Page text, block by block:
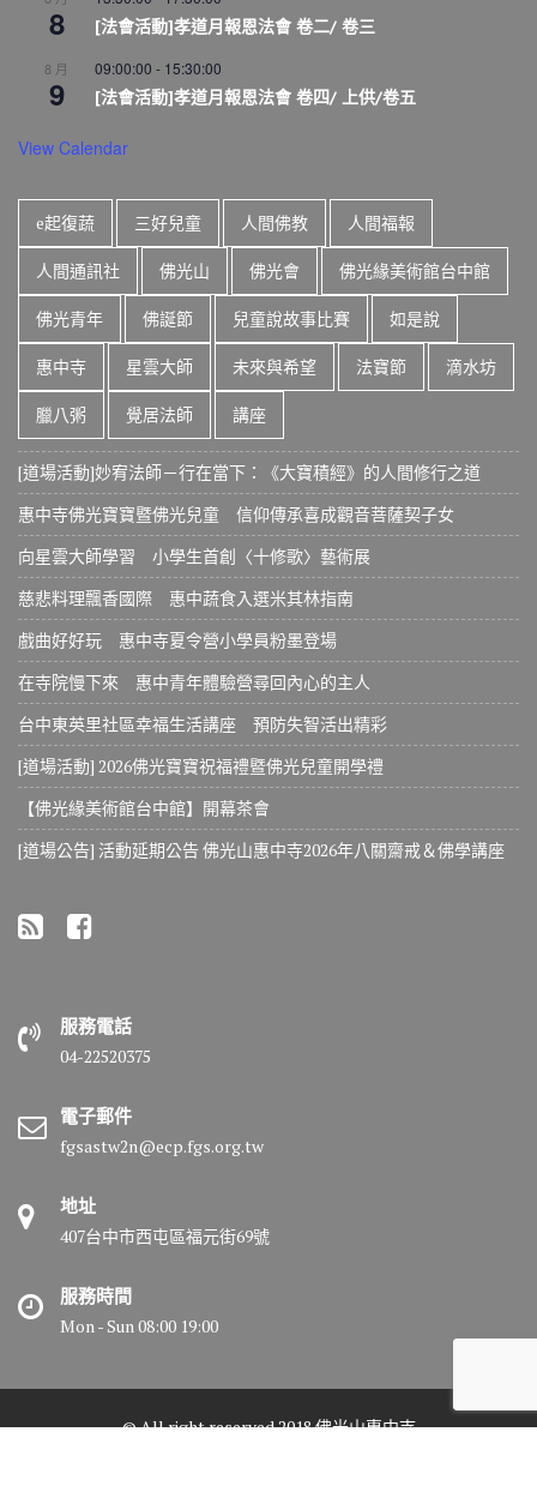
8 [法會活動]孝道月報恩法會 卷二/ 卷三
8 月
9
09:00:00 - 15:30:00
[法會活動]孝道月報恩法會 卷四/ 上供/卷五
View Calendar
e起復蔬 三好兒童 人間佛教 人間福報
人間通訊社 佛光山 佛光會 佛光緣美術館台中館
佛光青年 佛誕節 兒童說故事比賽 如是說
惠中寺 星雲大師 未來與希望 法寶節 滴水坊
臘八粥 覺居法師 講座
[道場活動]妙宥法師－行在當下：《大寶積經》的人間修行之道
惠中寺佛光寶寶暨佛光兒童 信仰傳承喜成觀音菩薩契子女
向星雲大師學習 小學生首創〈十修歌〉藝術展
慈悲料理飄香國際 惠中蔬食入選米其林指南
戲曲好好玩 惠中寺夏令營小學員粉墨登場
在寺院慢下來 惠中青年體驗營尋回內心的主人
台中東英里社區幸福生活講座 預防失智活出精彩
[道場活動] 2026佛光寶寶祝福禮暨佛光兒童開學禮
【佛光緣美術館台中館】開幕茶會
[道場公告] 活動延期公告 佛光山惠中寺2026年八關齋戒＆佛學講座
服務電話
04-22520375
電子郵件
fgsastw2n@ecp.fgs.org.tw
地址
407台中市西屯區福元街69號
服務時間
Mon - Sun 08:00 19:00
© All right reserved 2018 佛光山惠中寺